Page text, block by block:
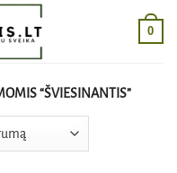
0
“ŠVIESINANTIS”